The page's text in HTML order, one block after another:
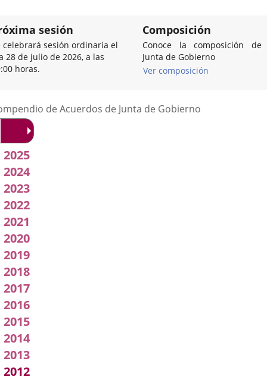
sesión
celebrará sesión ordinaria el
28 de julio de 2026, a las
horas.
Composición
Conoce la composición de
Junta de Gobierno
Ver composición
de Acuerdos de Junta de Gobierno
2026
2025
2024
2023
2022
2021
2020
2019
2018
2017
2016
2015
2014
2013
2012